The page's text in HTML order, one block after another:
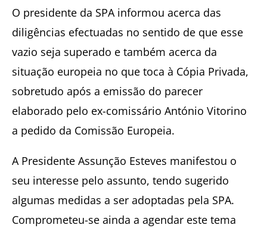
O presidente da SPA informou acerca das
diligências efectuadas no sentido de que esse
vazio seja superado e também acerca da
situação europeia no que toca à Cópia Privada,
sobretudo após a emissão do parecer
elaborado pelo ex-comissário António Vitorino
a pedido da Comissão Europeia.
A Presidente Assunção Esteves manifestou o
seu interesse pelo assunto, tendo sugerido
algumas medidas a ser adoptadas pela SPA.
Comprometeu-se ainda a agendar este tema